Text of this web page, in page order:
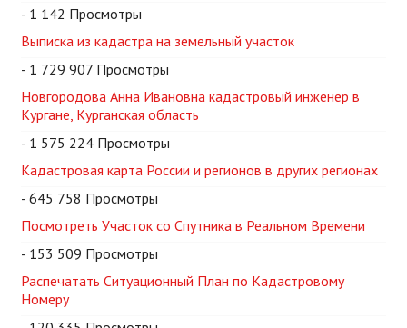
- 1 142 Просмотры
Выписка из кадастра на земельный участок
- 1 729 907 Просмотры
Новгородова Анна Ивановна кадастровый инженер в
Кургане, Курганская область
- 1 575 224 Просмотры
Кадастровая карта России и регионов в других регионах
- 645 758 Просмотры
Посмотреть Участок со Спутника в Реальном Времени
- 153 509 Просмотры
Распечатать Ситуационный План по Кадастровому
Номеру